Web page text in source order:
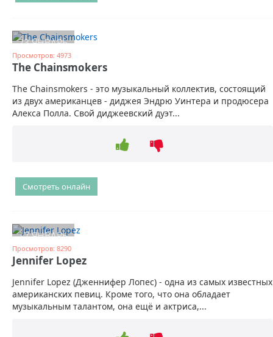
23 ЯНВАРЬ
Просмотров: 4973
The Chainsmokers
The Chainsmokers - это музыкальный коллектив, состоящий
из двух американцев - диджея Эндрю Уинтера и продюсера
Алекса Полла. Свой диджеевский дуэт...
Смотреть онлайн
17 ЯНВАРЬ
Просмотров: 8290
Jennifer Lopez
Jennifer Lopez (Дженнифер Лопес) - одна из самых известных
американских певиц. Кроме того, что она обладает
музыкальным талантом, она ещё и актриса,...